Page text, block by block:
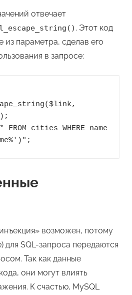
отвечает
. Этот код
из параметра, сделав его
в запросе:
cities WHERE name
возможен, потому
для SQL-запроса передаются
Так как данные
они могут влиять
К счастью, MySQL